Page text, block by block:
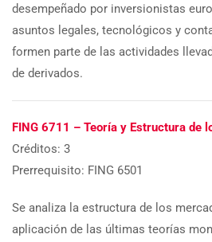
desempeñado por inversionistas
asuntos legales, tecnológicos y
formen parte de las actividades
de derivados.
FING 6711 – Teoría y Estructura de
Créditos: 3
Prerrequisito: FING 6501
Se analiza la estructura de los
aplicación de las últimas teorías